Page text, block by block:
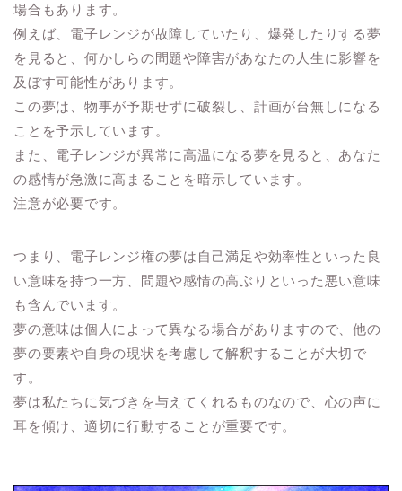
場合もあります。
例えば、電子レンジが故障していたり、爆発したりする夢
を見ると、何かしらの問題や障害があなたの人生に影響を
及ぼす可能性があります。
この夢は、物事が予期せずに破裂し、計画が台無しになる
ことを予示しています。
また、電子レンジが異常に高温になる夢を見ると、あなた
の感情が急激に高まることを暗示しています。
注意が必要です。
つまり、電子レンジ権の夢は自己満足や効率性といった良
い意味を持つ一方、問題や感情の高ぶりといった悪い意味
も含んでいます。
夢の意味は個人によって異なる場合がありますので、他の
夢の要素や自身の現状を考慮して解釈することが大切で
す。
夢は私たちに気づきを与えてくれるものなので、心の声に
耳を傾け、適切に行動することが重要です。